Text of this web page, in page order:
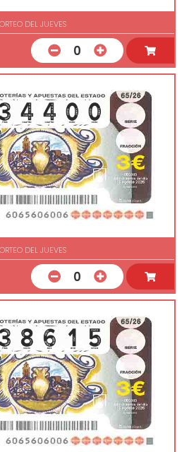
DEL JUEVES
0
DEL JUEVES
0